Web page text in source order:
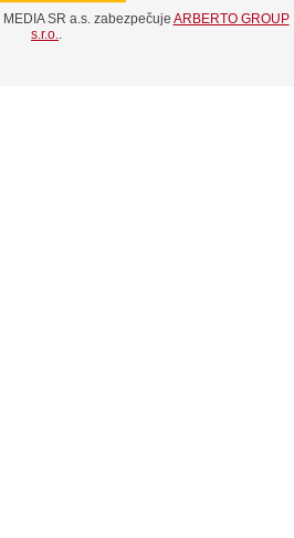
SR a.s. zabezpečuje ARBERTO GROUP
s.r.o..